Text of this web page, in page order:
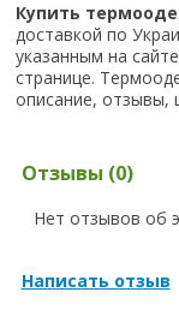
Купить
доставкой по
указанным на
странице.
описание, отзывы,
Отзывы (0)
Нет отзывов об
Написать отзыв